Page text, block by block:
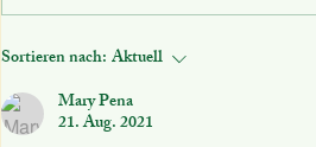
Sortieren nach: Aktuell
Mary Pena
21. Aug. 2021